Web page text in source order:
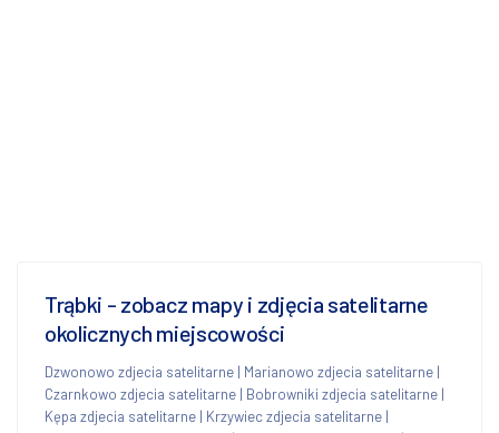
Trąbki - zobacz mapy i zdjęcia satelitarne
okolicznych miejscowości
Dzwonowo zdjecia satelitarne | Marianowo zdjecia satelitarne |
Czarnkowo zdjecia satelitarne | Bobrowniki zdjecia satelitarne |
Kępa zdjecia satelitarne | Krzywiec zdjecia satelitarne |